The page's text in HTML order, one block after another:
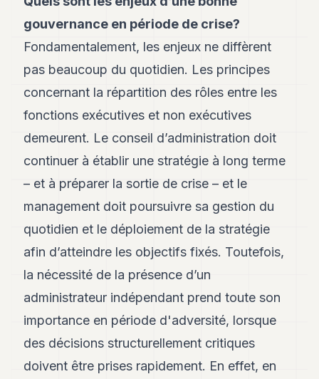
Andy
Andy
9
8
Andy
Andy
5
Andy
3
TECH
FINANCE
ART
DE
ARTS
ASSURANCE
gouvernance en période de crise?
Fondamentalement, les enjeux ne diffèrent
pas beaucoup du quotidien. Les principes
concernant la répartition des rôles entre les
fonctions exécutives et non exécutives
demeurent. Le conseil d’administration doit
continuer à établir une stratégie à long terme
– et à préparer la sortie de crise – et le
management doit poursuivre sa gestion du
quotidien et le déploiement de la stratégie
afin d’atteindre les objectifs fixés. Toutefois,
la nécessité de la présence d’un
administrateur indépendant prend toute son
importance en période d'adversité, lorsque
des décisions structurellement critiques
doivent être prises rapidement. En effet, en